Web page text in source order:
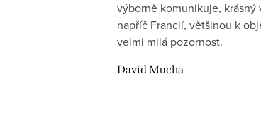
výborně komunikuje, krásný
napříč Francií, většinou k
velmi milá pozornost.
David Mucha